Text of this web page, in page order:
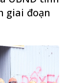
giai đoạn